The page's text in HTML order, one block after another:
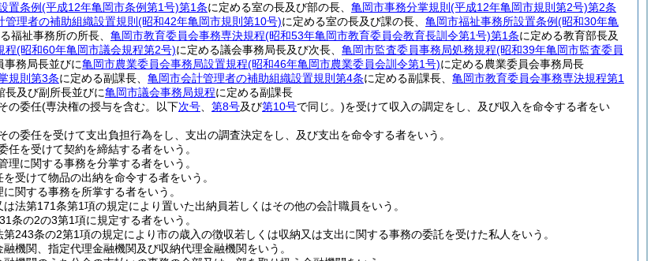
置条例(平成12年亀岡市条例第1号)第1条に定める室の長及び部の長、 亀岡市事務分掌規則 (平成12年亀岡市規則第2号)第2条
管理者の補助組織設置規則 (昭和42年亀岡市規則第10号)に定める室の長及び課の長、 亀岡市福祉事務所設置条例(昭和30年亀
福祉事務所の所長、 亀岡市教育委員会事務専決規程(昭和53年亀岡市教育委員会教育長訓令第1号)第1条に定める教育部長及
程(昭和60年亀岡市議会規程第2号)に定める議会事務局長及び次長、 亀岡市監査委員事務局処務規程(昭和39年亀岡市監査委員
事務局長並びに亀岡市農業委員会事務局設置規程(昭和46年亀岡市農業委員会訓令第1号)に定める農業委員会事務局長
規則第3条に定める副課長、 亀岡市会計管理者の補助組織設置規則第4条に定める副課長、 亀岡市教育委員会事務専決規程第1
長及び副所長並びに亀岡市議会事務局規程に定める副課長
の委任(専決権の授与を含む。以下次号 第8号及び第10号で同じ。)を受けて収入の調定をし、及び収入を命令する者をい
委任を受けて支出負担行為をし、支出の調査決定をし、及び支出を命令する者をいう。
を受けて契約を締結する者をいう。
に関する事務を分掌する者をいう。
受けて物品の出納を命令する者をいう。
関する事務を所掌する者をいう。
法第171条第1項の規定により置いた出納員若しくはその他の会計職員をいう。
の2の3第1項に規定する者をいう。
243条の2第1項の規定により市の歳入の徴収若しくは収納又は支出に関する事務の委託を受けた私人をいう。
機関、指定代理金融機関及び収納代理金融機関をいう。